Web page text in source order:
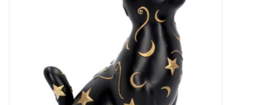
Collectables